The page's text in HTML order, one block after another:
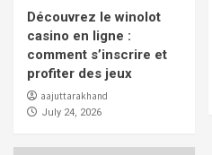
Découvrez le winolot
casino en ligne :
comment s’inscrire et
profiter des jeux
aajuttarakhand
July 24, 2026